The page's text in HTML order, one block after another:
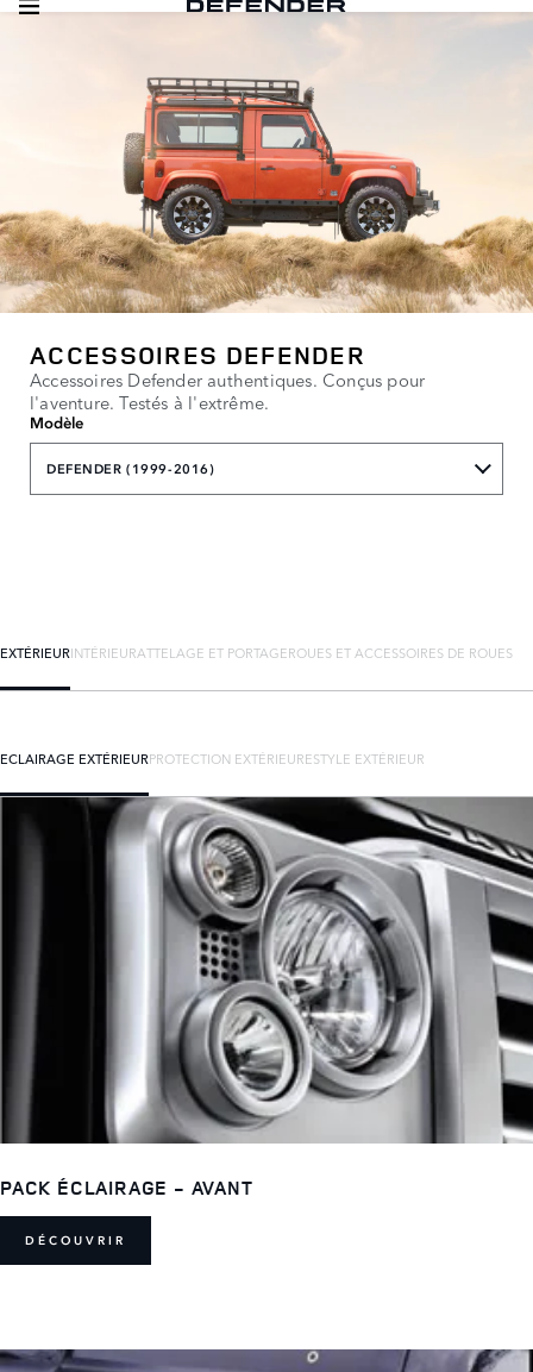
ACCESSOIRES DEFENDER
Accessoires Defender authentiques. Conçus pour
l'aventure. Testés à l'extrême.
Modèle
DEFENDER (1999-2016)
EXTÉRIEURINTÉRIEURATTELAGE ET PORTAGEROUES ET ACCESSOIRES DE ROUES
ECLAIRAGE EXTÉRIEURPROTECTION EXTÉRIEURESTYLE EXTÉRIEUR
PACK ÉCLAIRAGE - AVANT
DÉCOUVRIR